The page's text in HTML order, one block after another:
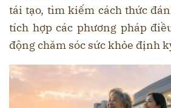
tái tạo, tìm kiếm cách thức
tích hợp các phương pháp
động chăm sóc sức khỏe định